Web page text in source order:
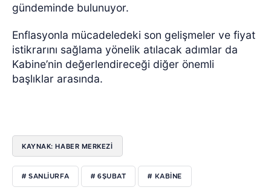
gündeminde bulunuyor.
Enflasyonla mücadeledeki son gelişmeler ve fiyat
istikrarını sağlama yönelik atılacak adımlar da
Kabine’nin değerlendireceği diğer önemli
başlıklar arasında.
KAYNAK: HABER MERKEZİ
# SANLIURFA # 6ŞUBAT # KABINE